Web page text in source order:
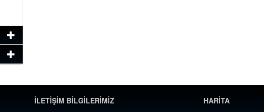
İLETİŞİM BİLGİLERİMİZ HARİTA